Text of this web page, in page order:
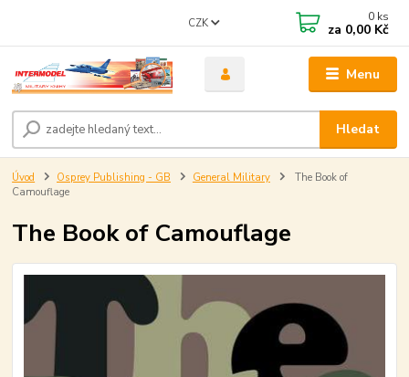
Menu
CZK
Hledat
0 ks
za 0,00 Kč
Úvod Osprey Publishing - GB General Military
The Book of
Camouflage
The Book of Camouflage